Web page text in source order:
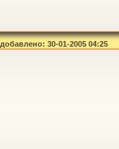
добавлено: 30-01-2005 04:25